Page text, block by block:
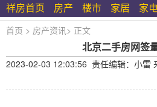
祥房首页 房产 楼市 家居 家
首页 > 房产资讯> 正文
北京二手房网签
2023-02-03 12:03:56 责任编辑：小雷